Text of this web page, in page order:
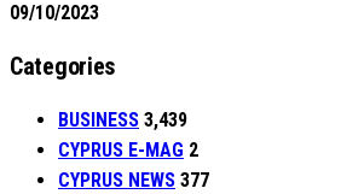
09/10/2023
Categories
BUSINESS 3,439
CYPRUS E-MAG 2
CYPRUS NEWS 377